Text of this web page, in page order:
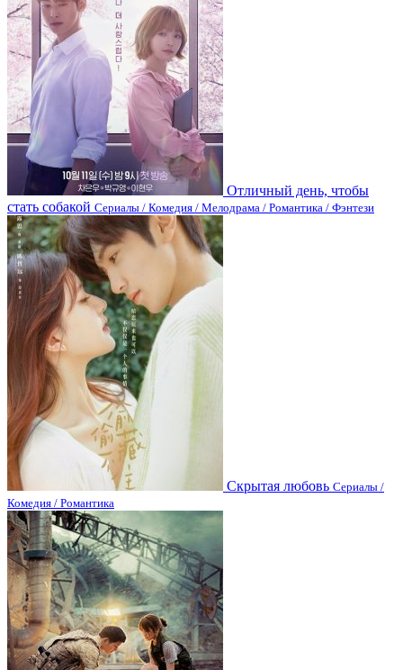
Отличный день, чтобы
стать собакой Сериалы / Комедия / Мелодрама / Романтика / Фэнтези
Скрытая любовь Сериалы /
Комедия / Романтика